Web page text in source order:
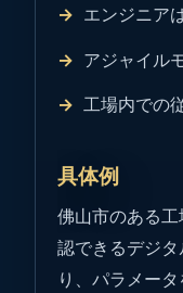
エンジニア
アジャイル
工場内での
具体例
佛山市のある
認できるデジ
り、パラメー